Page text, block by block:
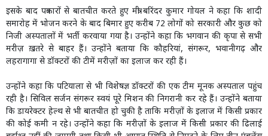
इसके बाद पत्रकारों से बातचीत करते हुए मंत्री बरिंदर कुमार गोयल ने कहा कि शादी
समारोह में भोजन करने के बाद बिमार हुए करीब 72 लोगों को सरकारी और कुछ को
निजी अस्पतालों में भर्ती करवाया गया है। उन्होंने कहा कि भगवान की कृपा से सभी
मरीज़ ख़तरे से बाहर हैं। उन्होंने बताया कि कौहरियां, संगरूर, भवानीगढ़ और
लहरागागा से डॉक्टरों की टीमें मरीज़ों का इलाज कर रही हैं।
उन्होंने कहा कि पटियाला से भी विशेषज्ञ डॉक्टरों की एक टीम मूनक अस्पताल पहुंच
रही है। सिविल सर्जन संगरूर स्वयं पूरे मिशन की निगरानी कर रहे हैं। उन्होंने बताया
कि डायरेक्टर हेल्थ से भी बातचीत हो चुकी है ताकि मरीज़ों के इलाज में किसी प्रकार
की कोई कमी न रहे। उन्होंने कहा कि मरीज़ों के इलाज में किसी प्रकार की ढिलाई